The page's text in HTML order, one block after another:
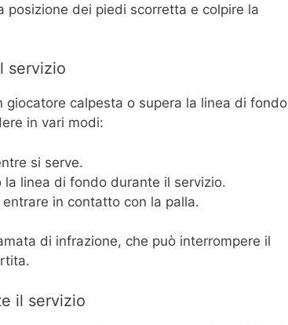
posizione dei piedi scorretta e colpire la
servizio
calpesta o supera la linea di fondo
in vari modi:
si serve.
linea di fondo durante il servizio.
in contatto con la palla.
di infrazione, che può interrompere il
il servizio